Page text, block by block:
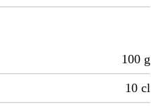
100 g
10 cl